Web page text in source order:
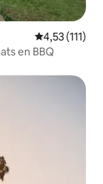
Gemiddelde
4,53 (111)
en BBQ